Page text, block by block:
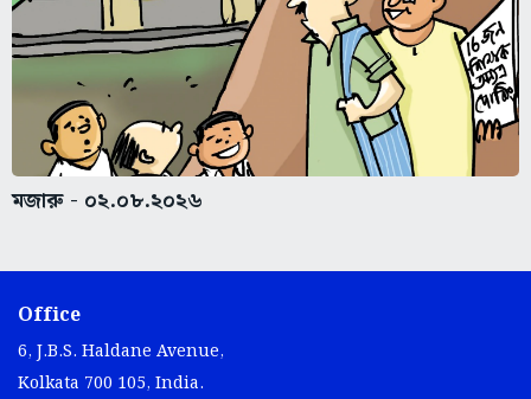
মজারু - ০২.০৮.২০২৬
Office
6, J.B.S. Haldane Avenue,
Kolkata 700 105, India.